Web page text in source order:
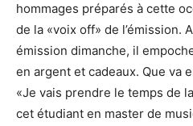
hommages préparés à cette
de la «voix off» de l’émission.
émission dimanche, il
en argent et cadeaux. Que va
«Je vais prendre le temps de
cet étudiant en master de